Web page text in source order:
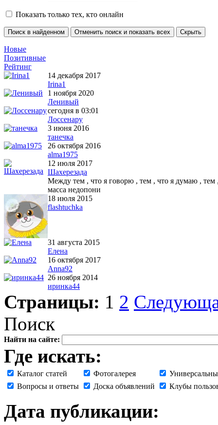
Показать только тех, кто онлайн
Новые
Позитивные
Рейтинг
14 декабря 2017
Irina1
1 ноября 2020
Ленивый
сегодня в 03:01
Лоссенару
3 июня 2016
танечка
26 октября 2016
alma1975
12 июля 2017
Шахерезада
Между тем , что я говорю , тем , что я думаю , тем
масса недопони
18 июля 2015
flashtuchka
31 августа 2015
Елена
16 октября 2017
Anna92
26 ноября 2014
иринка44
Страницы: 1 2
Поиск
Найти на сайте:
Где искать:
Каталог статей Фотогалерея
Вопросы и ответы
Доска объявлений Клубы
Дата публикации: